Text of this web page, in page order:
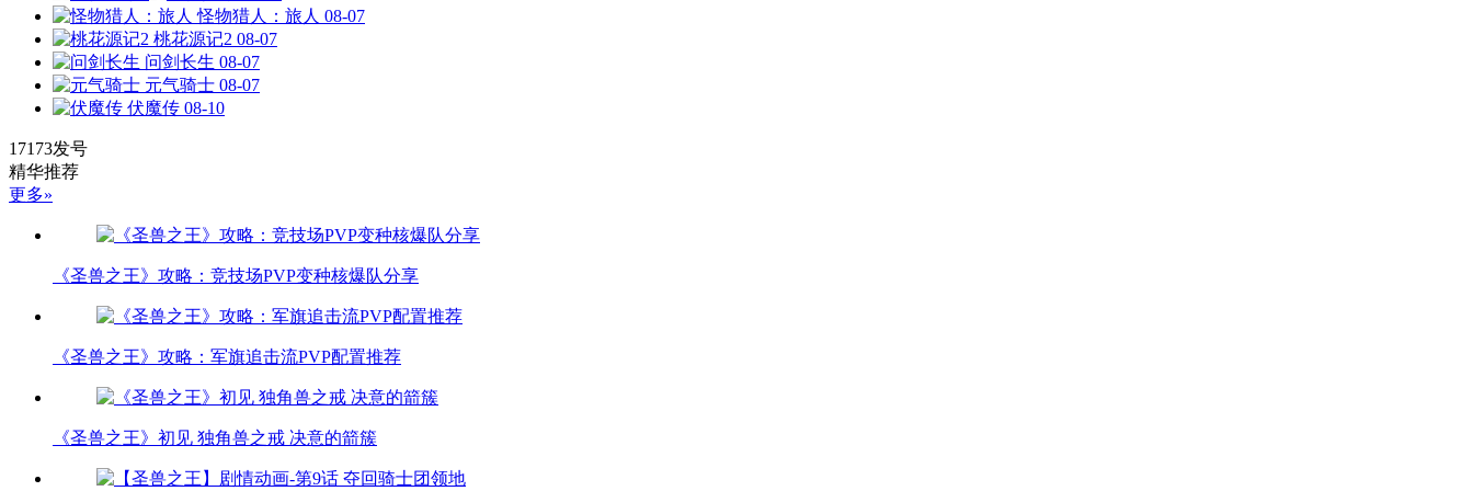
怪物猎人：旅人 08-07
桃花源记2 08-07
问剑长生 08-07
元气骑士 08-07
伏魔传 08-10
17173发号
精华推荐
更多»
《圣兽之王》攻略：竞技场PVP变种核爆队分享
《圣兽之王》攻略：军旗追击流PVP配置推荐
《圣兽之王》初见 独角兽之戒 决意的箭簇